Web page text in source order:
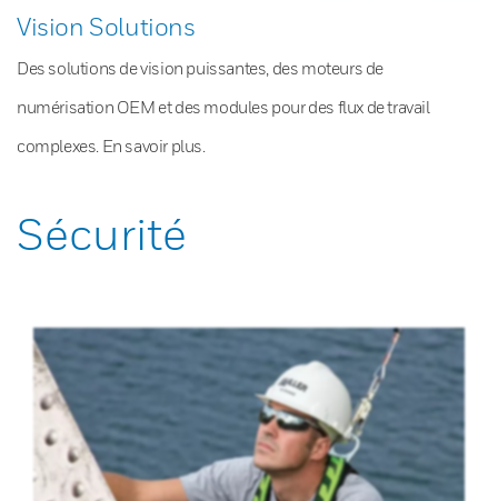
Vision Solutions
Des solutions de vision puissantes, des moteurs de
numérisation OEM et des modules pour des flux de travail
complexes. En savoir plus.
Sécurité